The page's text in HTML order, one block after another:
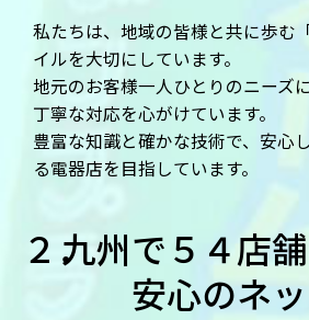
私たちは、地域の皆様と共に歩む
イルを大切にしています。
地元のお客様一人ひとりのニーズ
丁寧な対応を心がけています。
豊富な知識と確かな技術で、安心
る電器店を目指しています。
九州で５４店
安心のネッ